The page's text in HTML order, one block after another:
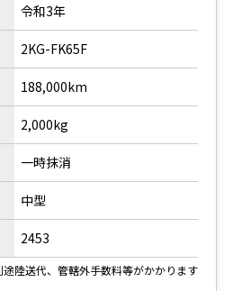
令和3年
2KG-FK65F
188,000km
2,000kg
一時抹消
中型
2453
陸送代、管轄外手数料等がかかります